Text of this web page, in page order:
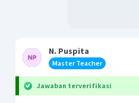
N. Puspita
Master Teacher
Jawaban terverifikasi